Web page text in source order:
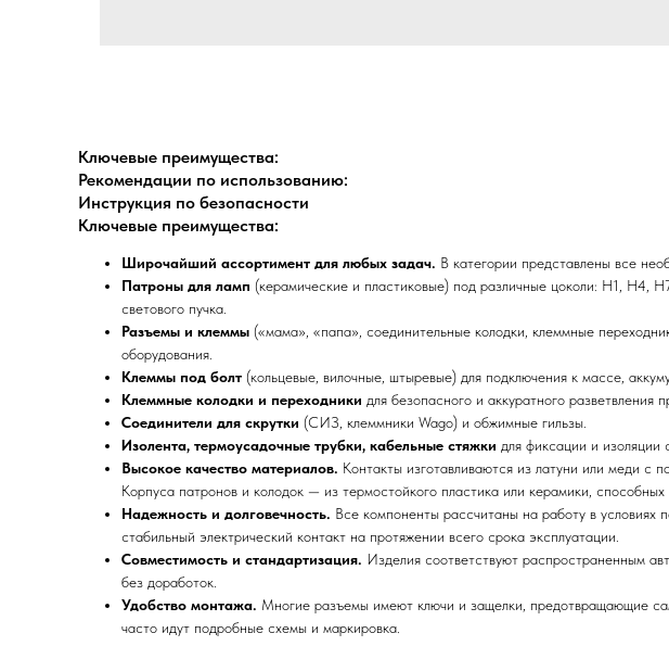
Ключевые преимущества:
Рекомендации по использованию:
Инструкция по безопасности
Ключевые преимущества:
Широчайший ассортимент для любых задач. В категории представлены все
Патроны для ламп (керамические и пластиковые) под различные цоколи: H1,
светового пучка.
Разъемы и клеммы («мама», «папа», соединительные колодки, клеммные
оборудования.
Клеммы под болт (кольцевые, вилочные, штыревые) для подключения к массе,
Клеммные колодки и переходники для безопасного и аккуратного разветвления
Соединители для скрутки (СИЗ, клеммники Wago) и обжимные гильзы.
Изолента, термоусадочные трубки, кабельные стяжки для фиксации и изоляции
Высокое качество материалов. Контакты изготавливаются из латуни или меди с
Корпуса патронов и колодок — из термостойкого пластика или керамики,
Надежность и долговечность. Все компоненты рассчитаны на работу в
стабильный электрический контакт на протяжении всего срока эксплуатации.
Совместимость и стандартизация. Изделия соответствуют распространенным
без доработок.
Удобство монтажа. Многие разъемы имеют ключи и защелки, предотвращающие
часто идут подробные схемы и маркировка.